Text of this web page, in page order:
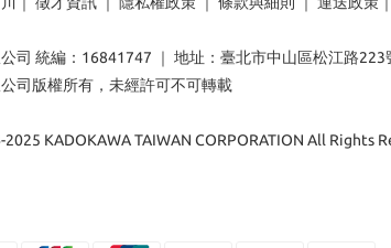
司 統編：16841747 ｜ 地址：臺北市中山區松江路223
司版權所有，未經許可不可轉載
KADOKAWA TAIWAN CORPORATION All Rights